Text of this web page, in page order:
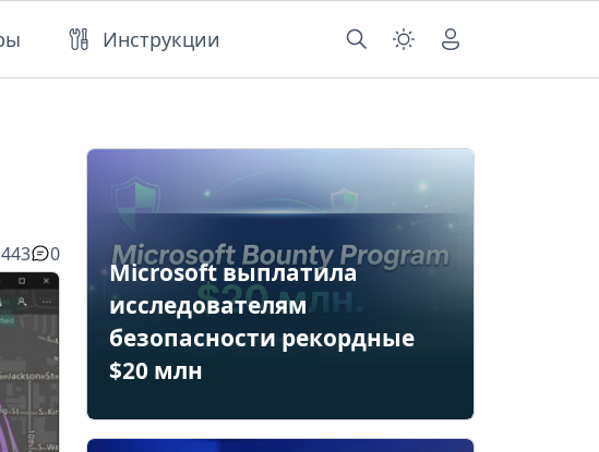
Инструкции
0
Microsoft выплатила
исследователям
безопасности рекордные
$20 млн